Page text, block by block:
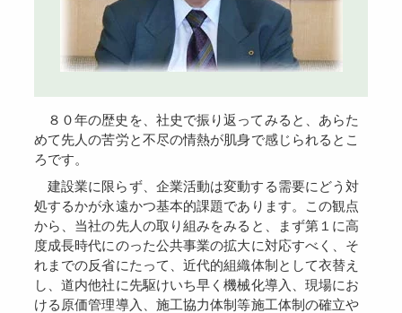
８０年の歴史を、社史で振り返ってみると、あらた
めて先人の苦労と不尽の情熱が肌身で感じられるとこ
ろです。
建設業に限らず、企業活動は変動する需要にどう対
処するかが永遠かつ基本的課題であります。この観点
から、当社の先人の取り組みをみると、まず第１に高
度成長時代にのった公共事業の拡大に対応すべく、そ
れまでの反省にたって、近代的組織体制として衣替え
し、道内他社に先駆けいち早く機械化導入、現場にお
ける原価管理導入、施工協力体制等施工体制の確立や